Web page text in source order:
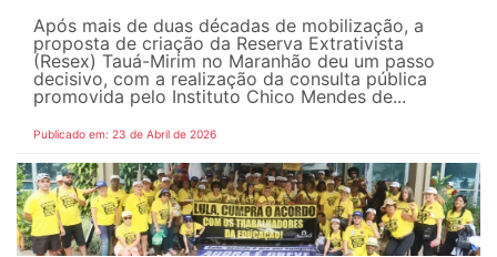
Após mais de duas décadas de mobilização, a
proposta de criação da Reserva Extrativista
(Resex) Tauá-Mirim no Maranhão deu um passo
decisivo, com a realização da consulta pública
promovida pelo Instituto Chico Mendes de...
Publicado em: 23 de Abril de 2026